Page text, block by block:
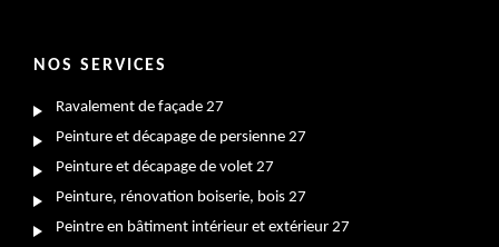
NOS SERVICES
Ravalement de façade 27
Peinture et décapage de persienne 27
Peinture et décapage de volet 27
Peinture, rénovation boiserie, bois 27
Peintre en bâtiment intérieur et extérieur 27